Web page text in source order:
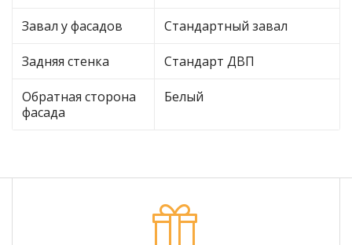
Завал у фасадов Стандартный завал
Задняя стенка Стандарт ДВП
Обратная сторона
фасада
Белый